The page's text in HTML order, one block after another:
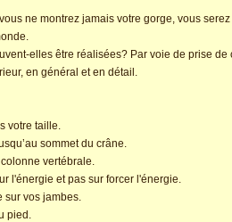
ne montrez jamais votre gorge, vous
elles être réalisées? Par voie de prise de
en général et en détail.
votre taille.
sommet du crâne.
vertébrale.
l'énergie et pas sur forcer l'énergie.
sur vos jambes.
pied.